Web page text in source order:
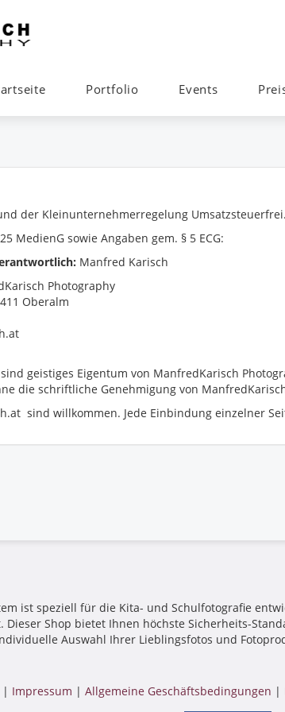
Portfolio Events
der Kleinunternehmerregelung Umsatzsteuerfrei.
MedienG sowie Angaben gem. § 5 ECG:
Manfred Karisch
Photography
Oberalm
geistiges Eigentum von ManfredKarisch
die schriftliche Genehmigung von
sind willkommen. Jede Einbindung einzelner
ist speziell für die Kita- und Schulfotografie
Dieser Shop bietet Ihnen höchste Sicherheits-
Auswahl Ihrer Lieblingsfotos und
| Impressum | Allgemeine Geschäftsbedingungen |